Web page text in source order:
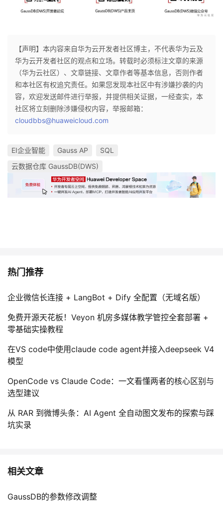
【声明】本内容来自华为云开发者社区博主，不代表华为云及
华为云开发者社区的观点和立场。转载时必须标注文章的来源
（华为云社区）、文章链接、文章作者等基本信息，否则作者
和本社区有权追究责任。如果您发现本社区中有涉嫌抄袭的内
容，欢迎发送邮件进行举报，并提供相关证据，一经查实，本
社区将立刻删除涉嫌侵权内容，举报邮箱：
cloudbbs@huaweicloud.com
EI企业智能 Gauss AP
SQL
云数据仓库 GaussDB(DWS)
热门推荐
企业微信长连接 + LangBot + Dify 全配置（无域名版）
免费开源天花板！Veyon 机房多媒体教学管控全套部署 +
零基础实操教程
在VS code中使用claude code agent并接入deepseek V4
模型
OpenCode vs Claude Code：一文看懂两者的核心区别与
选型建议
从 RAR 到微博头条：AI Agent 全自动图文发布的探索与踩
坑实录
相关文章
GaussDB的参数修改调整